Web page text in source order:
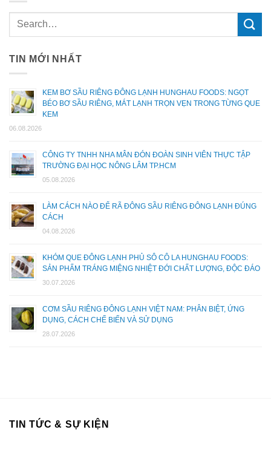
TIN MỚI NHẤT
KEM BƠ SẦU RIÊNG ĐÔNG LẠNH HUNGHAU FOODS: NGỌT
BÉO BƠ SẦU RIÊNG, MÁT LẠNH TRỌN VẸN TRONG TỪNG QUE
KEM
06.08.2026
CÔNG TY TNHH NHA MÂN ĐÓN ĐOÀN SINH VIÊN THỰC TẬP
TRƯỜNG ĐẠI HỌC NÔNG LÂM TP.HCM
05.08.2026
LÀM CÁCH NÀO ĐỂ RÃ ĐÔNG SẦU RIÊNG ĐÔNG LẠNH ĐÚNG
CÁCH
04.08.2026
KHÓM QUE ĐÔNG LẠNH PHỦ SÔ CÔ LA HUNGHAU FOODS:
SẢN PHẨM TRÁNG MIỆNG NHIỆT ĐỚI CHẤT LƯỢNG, ĐỘC ĐÁO
30.07.2026
CƠM SẦU RIÊNG ĐÔNG LẠNH VIỆT NAM: PHÂN BIỆT, ỨNG
DỤNG, CÁCH CHẾ BIẾN VÀ SỬ DỤNG
28.07.2026
TIN TỨC & SỰ KIỆN